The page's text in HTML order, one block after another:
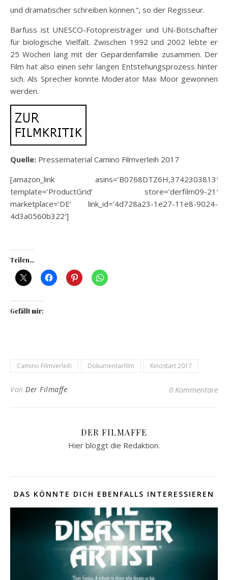
und dramatischer schreiben können.“, so der Regisseur.
Barfuss ist UNESCO-Fotopreisträger und UN-Botschafter
für biologische Vielfalt. Zwischen 1992 und 2002 lebte er
25 Wochen lang mit der Gepardenfamilie zusammen. Der
Film hat also einen sehr langen Entstehungsprozess hinter
sich. Als Sprecher konnte Moderator Max Moor gewonnen
werden.
Quelle: Pressematerial Camino Filmverleih 2017
[amazon_link asins=’B0768DTZ6H,3742303813′
template=’ProductGrid‘ store=’derfilm09-21′
marketplace=’DE‘ link_id=’4d728a23-1e27-11e8-9024-
4d3a0560b322′]
Teilen...
Gefällt mir:
Camino Filmverleih Dokumentarfilm Kinostart 2017
Von Der Filmaffe 0 Kommentare
DER FILMAFFE
Hier bloggt die Redaktion.
DAS KÖNNTE DICH EBENFALLS INTERESSIEREN